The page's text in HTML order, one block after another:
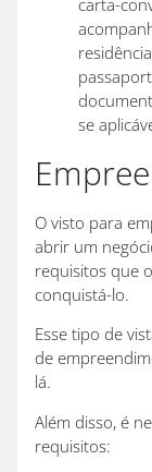
se
O visto para
abrir um
requisitos que
conquistá-lo.
Esse tipo de
de
lá.
Além disso, é
requisitos: